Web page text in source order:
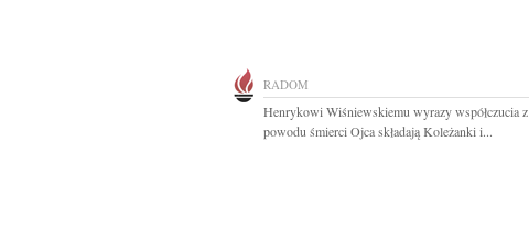
RADOM
Henrykowi Wiśniewskiemu wyrazy współczucia z
powodu śmierci Ojca składają Koleżanki i...